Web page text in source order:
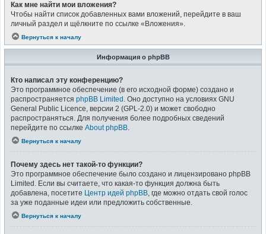
Как мне найти мои вложения?
Чтобы найти список добавленных вами вложений, перейдите в ваш
личный раздел и щёлкните по ссылке «Вложения».
Вернуться к началу
Информация о phpBB
Кто написал эту конференцию?
Это программное обеспечение (в его исходной форме) создано и
распространяется phpBB Limited . Оно доступно на условиях GNU
General Public Licence, версии 2 (GPL-2.0) и может свободно
распространяться. Для получения более подробных сведений
перейдите по ссылке About phpBB
Вернуться к началу
Почему здесь нет такой-то функции?
Это программное обеспечение было создано и лицензировано phpBB
Limited. Если вы считаете, что какая-то функция должна быть
добавлена, посетите Центр идей phpBB , где можно отдать свой голос
за уже поданные идеи или предложить собственные.
Вернуться к началу